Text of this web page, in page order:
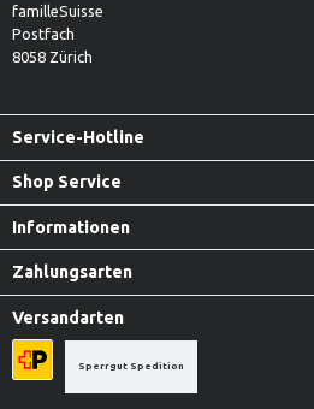
familleSuisse
Postfach
8058 Zürich
Service-Hotline
Shop Service
Informationen
Zahlungsarten
Versandarten
Priority A-Post
Sperrgut Spedition